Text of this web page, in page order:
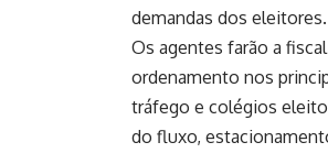
demandas dos eleitores.
Os agentes farão a
ordenamento nos
tráfego e colégios
do fluxo,